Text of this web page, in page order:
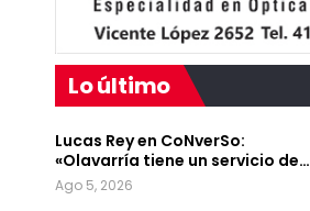
Lo último
Lucas Rey en CoNverSo:
«Olavarría tiene un servicio de…
Ago 5, 2026